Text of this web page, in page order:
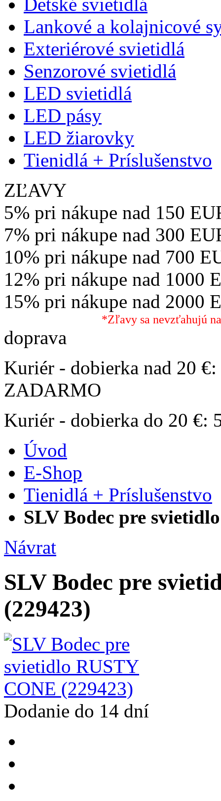
Lankové a kolajnicové
Exteriérové svietidlá
Senzorové svietidlá
LED svietidlá
LED pásy
LED žiarovky
Tienidlá + Príslušenstvo
ZĽAVY
5% pri nákupe nad 150
7% pri nákupe nad 300
10% pri nákupe nad 700
12% pri nákupe nad 1000
15% pri nákupe nad 2000
*Zľavy sa nevzťahujú
doprava
Kuriér - dobierka nad 20 €:
ZADARMO
Kuriér - dobierka do 20 €:
Úvod
E-Shop
Tienidlá + Príslušenstvo
SLV Bodec pre
Návrat
SLV Bodec pre
(229423)
Dodanie do 14 dní